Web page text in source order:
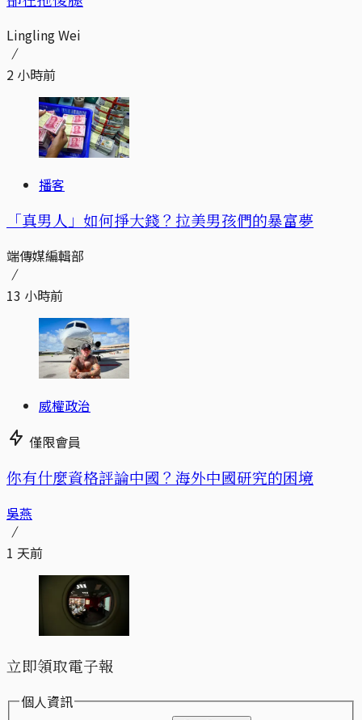
Lingling Wei
2 小時前
播客
「真男人」如何掙大錢？拉美男孩們的暴富夢
端傳媒編輯部
13 小時前
威權政治
僅限會員
你有什麼資格評論中國？海外中國研究的困境
吳燕
1 天前
立即領取電子報
個人資訊